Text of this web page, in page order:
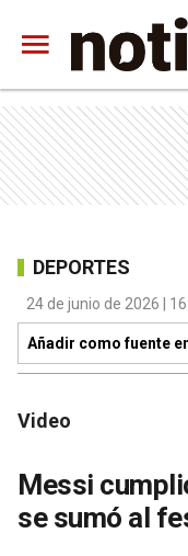
DEPORTES
24 de junio de 2026 |
Añadir como fuente
Video
Messi
se sumó al